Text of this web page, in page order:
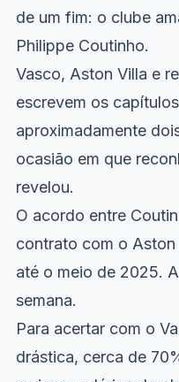
de um fim: o clube
Philippe Coutinho.
Vasco, Aston Villa e
escrevem os
aproximadamente
ocasião em que
revelou.
O acordo entre
contrato com o
até o meio de 2025.
semana.
Para acertar com o
drástica, cerca de